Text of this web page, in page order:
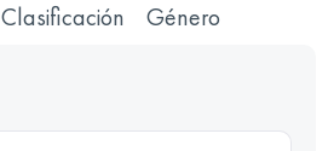
Clasificación Género